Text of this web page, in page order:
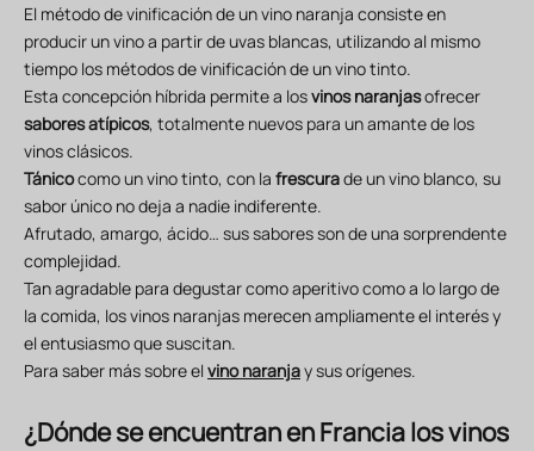
El método de vinificación de un vino naranja consiste en
producir un vino a partir de uvas blancas, utilizando al mismo
tiempo los métodos de vinificación de un vino tinto.
Esta concepción híbrida permite a losvinos naranjasofrecer
sabores atípicos, totalmente nuevos para un amante de los
vinos clásicos.
Tánicocomo un vino tinto, con la frescurade un vino blanco, su
sabor único no deja a nadie indiferente.
Afrutado, amargo, ácido… sus sabores son de una sorprendente
complejidad.
Tan agradable para degustar como aperitivo como a lo largo de
la comida, los vinos naranjas merecen ampliamente el interés y
el entusiasmo que suscitan.
Para saber más sobre elvino naranjay sus orígenes.
¿Dónde se encuentran en Francia los vinos